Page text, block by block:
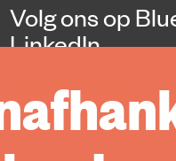
Volg ons op
LinkedIn
Steun ons